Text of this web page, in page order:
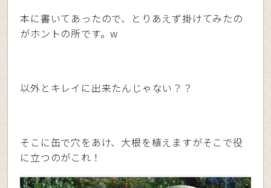
本に書いてあったので、とりあえず掛けてみたの
がホントの所です。w
以外とキレイに出来たんじゃない？？
そこに缶で穴をあけ、大根を植えますがそこで役
に立つのがこれ！